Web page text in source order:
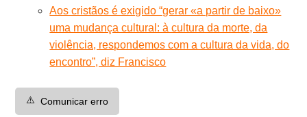
Aos cristãos é exigido “gerar «a partir de baixo»
uma mudança cultural: à cultura da morte, da
violência, respondemos com a cultura da vida, do
encontro”, diz Francisco
⚠️ Comunicar erro